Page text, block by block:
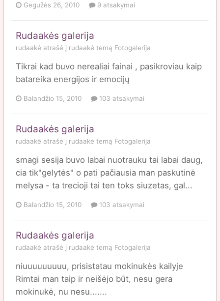
Gegužės 26, 2010 9 atsakymai
Rudaakės galerija
rudaakė atrašė į rudaakė temą Fotogalerija
Tikrai kad buvo nerealiai fainai , pasikroviau kaip
batareika energijos ir emocijų
Balandžio 15, 2010 103 atsakymai
Rudaakės galerija
rudaakė atrašė į rudaakė temą Fotogalerija
smagi sesija buvo labai nuotrauku tai labai daug,
cia tik"gelytės" o pati pačiausia man paskutinė
melysa - ta trecioji tai ten toks siuzetas, gal...
Balandžio 15, 2010 103 atsakymai
Rudaakės galerija
rudaakė atrašė į rudaakė temą Fotogalerija
niuuuuuuuuu, prisistatau mokinukės kailyje
Rimtai man taip ir neišėjo būt, nesu gera
mokinukė, nu nesu.......